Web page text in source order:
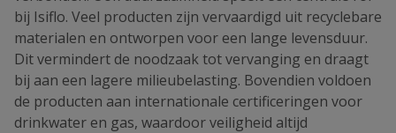
bij Isiflo. Veel producten zijn vervaardigd uit recyclebare
materialen en ontworpen voor een lange levensduur.
Dit vermindert de noodzaak tot vervanging en draagt
bij aan een lagere milieubelasting. Bovendien voldoen
de producten aan internationale certificeringen voor
drinkwater en gas, waardoor veiligheid altijd